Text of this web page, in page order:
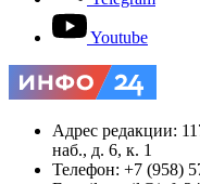
Youtube
Адрес редакции:
наб., д. 6, к. 1
Телефон: +7 (958)